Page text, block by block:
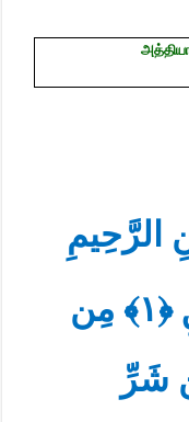
الرَّحِيمِ
﴿١﴾
مِن
شَرِّ